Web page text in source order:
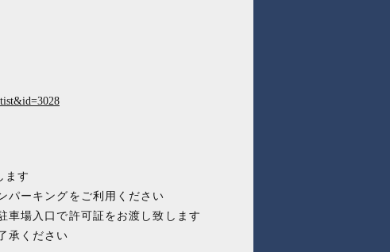
ます
パーキングをご利用ください
車場入口で許可証をお渡し致します
承ください